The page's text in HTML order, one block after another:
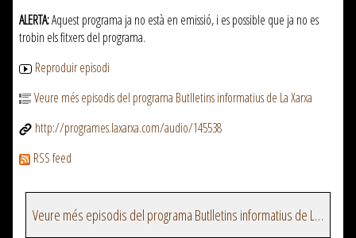
ALERTA:Aquest programa ja no està en emissió, i es possible que ja no es
trobin els fitxers del programa.
Reproduir episodi
Veure més episodis del programa Butlletins informatius de La Xarxa
http://programes.laxarxa.com/audio/145538
RSS feed
Veure més episodis del programa Butlletins informatius de La Xarxa